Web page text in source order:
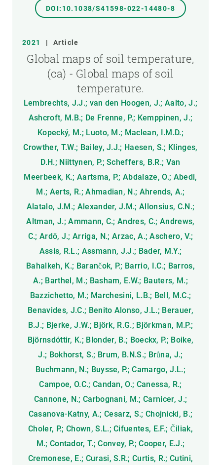
DOI:10.1038/S41598-022-14480-8
2021 | Article
Global maps of soil temperature,
(ca) - Global maps of soil
temperature.
Lembrechts, J.J.; van den Hoogen, J.; Aalto, J.;
Ashcroft, M.B.; De Frenne, P.; Kemppinen, J.;
Kopecký, M.; Luoto, M.; Maclean, I.M.D.;
Crowther, T.W.; Bailey, J.J.; Haesen, S.; Klinges,
D.H.; Niittynen, P.; Scheffers, B.R.; Van
Meerbeek, K.; Aartsma, P.; Abdalaze, O.; Abedi,
M.; Aerts, R.; Ahmadian, N.; Ahrends, A.;
Alatalo, J.M.; Alexander, J.M.; Allonsius, C.N.;
Altman, J.; Ammann, C.; Andres, C.; Andrews,
C.; Ardö, J.; Arriga, N.; Arzac, A.; Aschero, V.;
Assis, R.L.; Assmann, J.J.; Bader, M.Y.;
Bahalkeh, K.; Barančok, P.; Barrio, I.C.; Barros,
A.; Barthel, M.; Basham, E.W.; Bauters, M.;
Bazzichetto, M.; Marchesini, L.B.; Bell, M.C.;
Benavides, J.C.; Benito Alonso, J.L.; Berauer,
B.J.; Bjerke, J.W.; Björk, R.G.; Björkman, M.P.;
Björnsdóttir, K.; Blonder, B.; Boeckx, P.; Boike,
J.; Bokhorst, S.; Brum, B.N.S.; Brůna, J.;
Buchmann, N.; Buysse, P.; Camargo, J.L.;
Campoe, O.C.; Candan, O.; Canessa, R.;
Cannone, N.; Carbognani, M.; Carnicer, J.;
Casanova-Katny, A.; Cesarz, S.; Chojnicki, B.;
Choler, P.; Chown, S.L.; Cifuentes, E.F.; Čiliak,
M.; Contador, T.; Convey, P.; Cooper, E.J.;
Cremonese, E.; Curasi, S.R.; Curtis, R.; Cutini,